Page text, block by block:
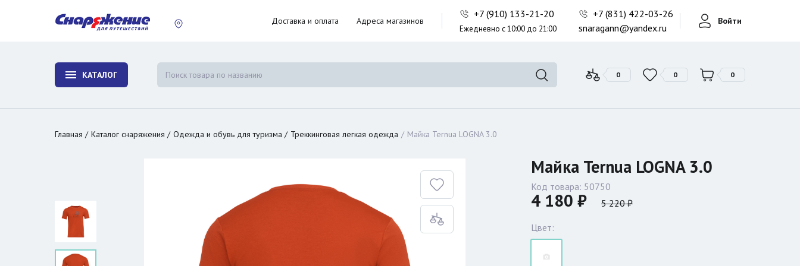
Доставка и оплата Адреса магазинов
+7 (910) 133-21-20
Ежедневно с 10:00 до 21:00
+7 (831) 422-03-26
snaragann@yandex.ru
Войти
КАТАЛОГ 0 0 0
Фонари поисковые
Фонари тактические
Главная Каталог снаряжения Одежда и обувь для туризма Треккинговая легкая одежда Майка Ternua LOGNA 3.0
Майка Ternua LOGNA 3.0
Код товара: 50750
4 180 ₽ 5 220 ₽
Цвет: